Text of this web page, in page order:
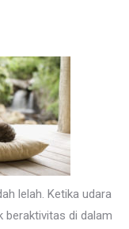
lelah. Ketika udara
beraktivitas di dalam